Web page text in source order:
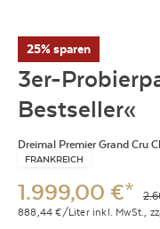
25% sparen
3er-
Bestseller«
Dreimal Premier Grand Cru
FRANKREICH
1.999,00 €*
888,44 €/Liter inkl. MwSt.,